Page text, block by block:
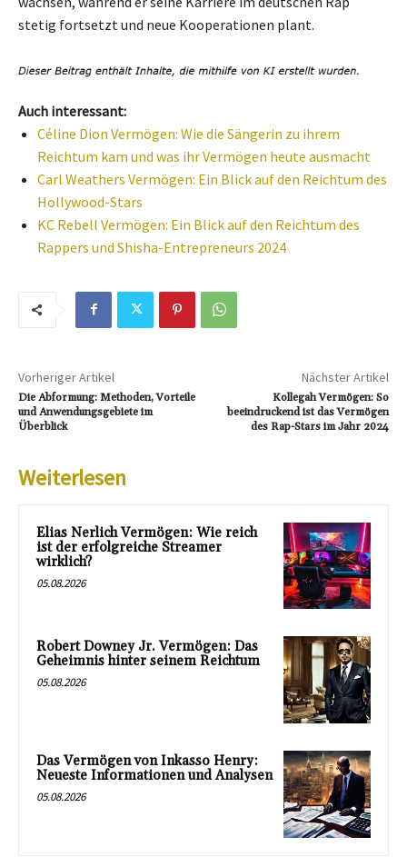
stetig fortsetzt und neue Kooperationen plant.
Auch interessant:
Céline Dion Vermögen: Wie die Sängerin zu ihrem
Reichtum kam und was ihr Vermögen heute ausmacht
Carl Weathers Vermögen: Ein Blick auf den Reichtum des
Hollywood-Stars
KC Rebell Vermögen: Ein Blick auf den Reichtum des
Rappers und Shisha-Entrepreneurs 2024
Vorheriger Artikel
Die Abformung: Methoden, Vorteile
und Anwendungsgebiete im
Überblick
Nächster Artikel
Kollegah Vermögen: So
beeindruckend ist das Vermögen
des Rap-Stars im Jahr 2024
Weiterlesen
Elias Nerlich Vermögen: Wie reich
ist der erfolgreiche Streamer
wirklich?
05.08.2026
Robert Downey Jr. Vermögen: Das
Geheimnis hinter seinem Reichtum
05.08.2026
Das Vermögen von Inkasso Henry:
Neueste Informationen und Analysen
05.08.2026